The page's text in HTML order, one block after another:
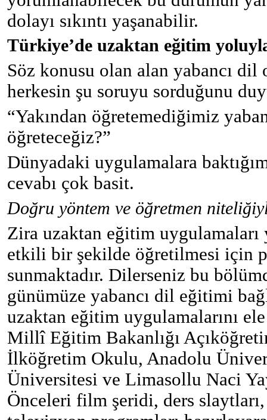
dolayı sıkıntı yaşanabilir.
Türkiye’de uzaktan eğitim
Söz konusu olan alan yabancı dil
herkesin şu soruyu sorduğunu
“Yakından öğretemediğimiz
öğreteceğiz?”
Dünyadaki uygulamalara
cevabı çok basit.
Doğru yöntem ve öğretmen
Zira uzaktan eğitim
etkili bir şekilde öğretilmesi için
sunmaktadır. Dilerseniz bu
günümüze yabancı dil eğitimi
uzaktan eğitim uygulamalarını
Millî Eğitim Bakanlığı
İlköğretim Okulu, Anadolu
Üniversitesi ve Limasollu Naci
Önceleri film şeridi, ders